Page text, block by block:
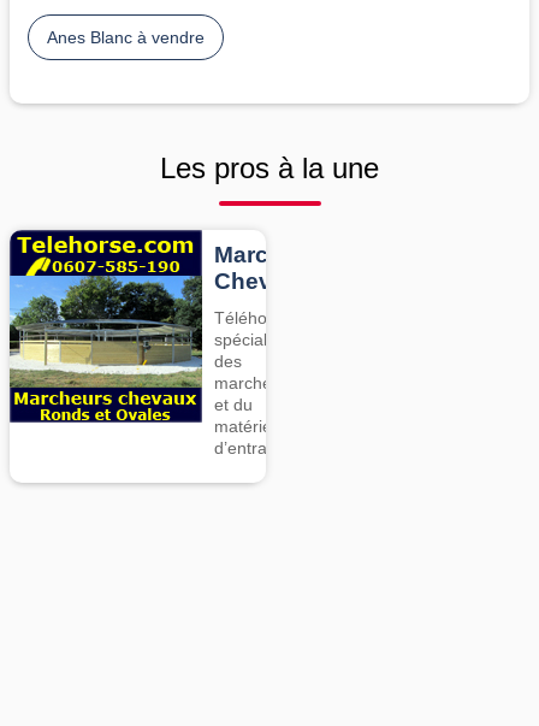
Anes Blanc à vendre
Les pros à la une
Marcheurs
Chevaux
Téléhorse,
spécialiste
des
marcheurs
et du
matériel
d’entrainement